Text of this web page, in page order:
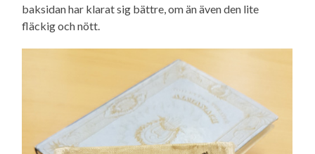
baksidan har klarat sig bättre, om än även den lite
fläckig och nött.